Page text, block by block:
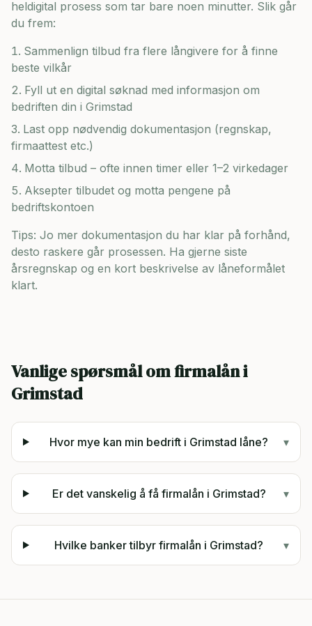
heldigital prosess som tar bare noen minutter. Slik går
du frem:
Sammenlign tilbud fra flere långivere for å finne
beste vilkår
Fyll ut en digital søknad med informasjon om
bedriften din i Grimstad
Last opp nødvendig dokumentasjon (regnskap,
firmaattest etc.)
Motta tilbud – ofte innen timer eller 1–2 virkedager
Aksepter tilbudet og motta pengene på
bedriftskontoen
Tips: Jo mer dokumentasjon du har klar på forhånd,
desto raskere går prosessen. Ha gjerne siste
årsregnskap og en kort beskrivelse av låneformålet
klart.
Vanlige spørsmål om firmalån i
Grimstad
Hvor mye kan min bedrift i Grimstad låne? ▾
Er det vanskelig å få firmalån i Grimstad? ▾
Hvilke banker tilbyr firmalån i Grimstad? ▾